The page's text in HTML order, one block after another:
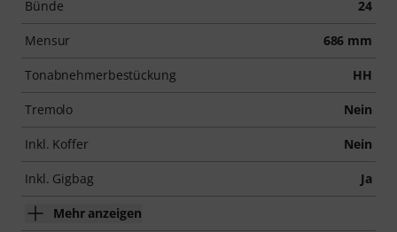
Bünde 24
Mensur 686 mm
Tonabnehmerbestückung HH
Tremolo Nein
Inkl. Koffer Nein
Inkl. Gigbag Ja
Mehr anzeigen